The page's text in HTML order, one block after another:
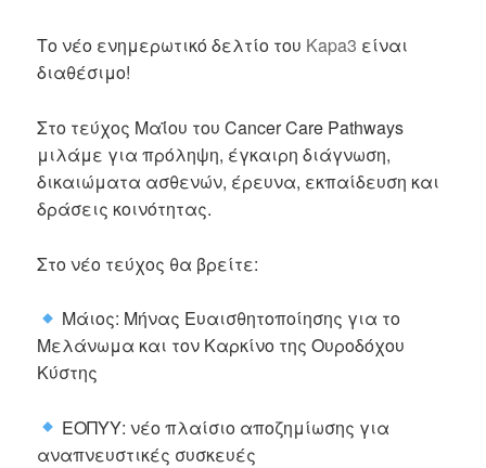
Το νέο ενημερωτικό δελτίο του Kapa3 είναι
διαθέσιμο!
Στο τεύχος Μαΐου του Cancer Care Pathways
μιλάμε για πρόληψη, έγκαιρη διάγνωση,
δικαιώματα ασθενών, έρευνα, εκπαίδευση και
δράσεις κοινότητας.
Στο νέο τεύχος θα βρείτε:
Μάιος: Μήνας Ευαισθητοποίησης για το
Μελάνωμα και τον Καρκίνο της Ουροδόχου
Κύστης
ΕΟΠΥΥ: νέο πλαίσιο αποζημίωσης για
αναπνευστικές συσκευές